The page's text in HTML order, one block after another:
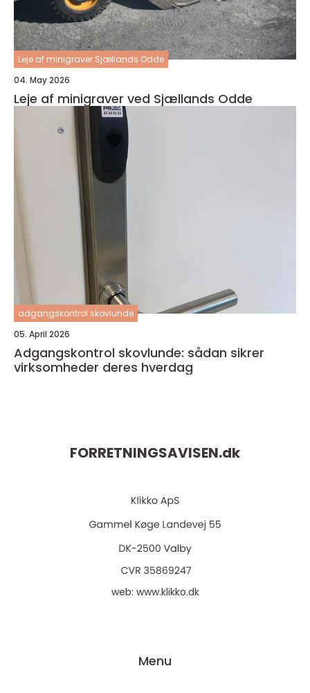
Leje af minigraver Sjællands Odde
04. May 2026
Leje af minigraver ved Sjællands Odde
adgangskontrol skovlunde
05. April 2026
Adgangskontrol skovlunde: sådan sikrer
virksomheder deres hverdag
FORRETNINGSAVISEN.dk
web: www.klikko.dk
Menu